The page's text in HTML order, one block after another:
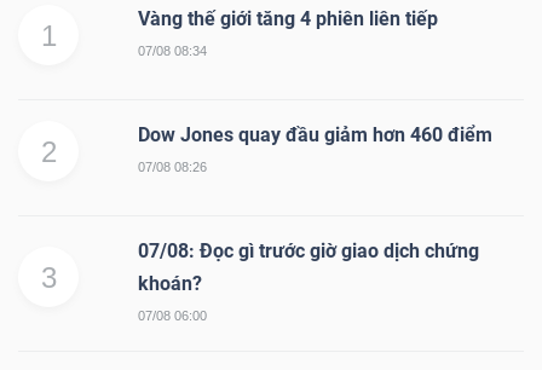
1
Vàng thế giới tăng 4 phiên liên tiếp
07/08 08:34
2
Dow Jones quay đầu giảm hơn 460 điểm
07/08 08:26
3
07/08: Đọc gì trước giờ giao dịch chứng
khoán?
07/08 06:00